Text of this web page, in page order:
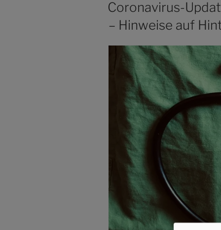
Coronavirus-
– Hinweise auf